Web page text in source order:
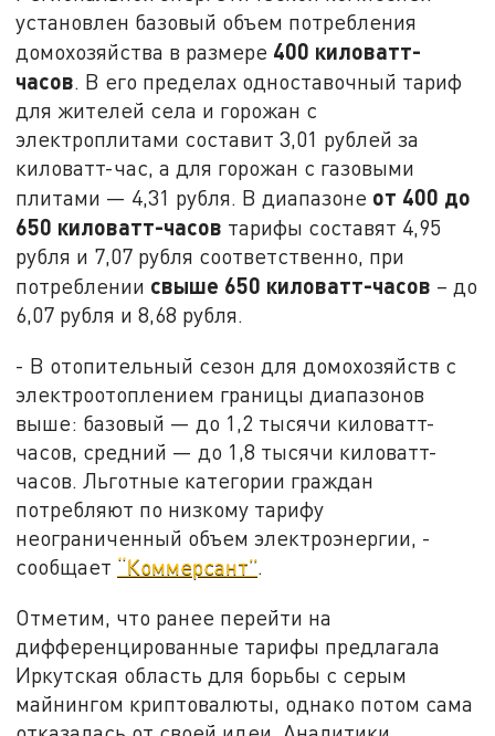
установлен базовый объем потребления
домохозяйства в размере 400 киловатт-
часов. В его пределах одноставочный тариф
для жителей села и горожан с
электроплитами составит 3,01 рублей за
киловатт-час, а для горожан с газовыми
плитами — 4,31 рубля. В диапазоне от 400 до
650 киловатт-часов тарифы составят 4,95
рубля и 7,07 рубля соответственно, при
потреблении свыше 650 киловатт-часов – до
6,07 рубля и 8,68 рубля.
- В отопительный сезон для домохозяйств с
электроотоплением границы диапазонов
выше: базовый — до 1,2 тысячи киловатт-
часов, средний — до 1,8 тысячи киловатт-
часов. Льготные категории граждан
потребляют по низкому тарифу
неограниченный объем электроэнергии, -
сообщает “Коммерсант”.
Отметим, что ранее перейти на
дифференцированные тарифы предлагала
Иркутская область для борьбы с серым
майнингом криптовалюты, однако потом сама